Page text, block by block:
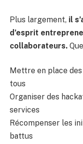
Plus largement, il
d’esprit
collaborateurs.
Mettre en place
tous
Organiser des
services
Récompenser les
battus